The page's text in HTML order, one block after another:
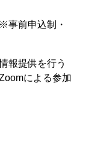
事前申込制・
報提供を行う
による参加